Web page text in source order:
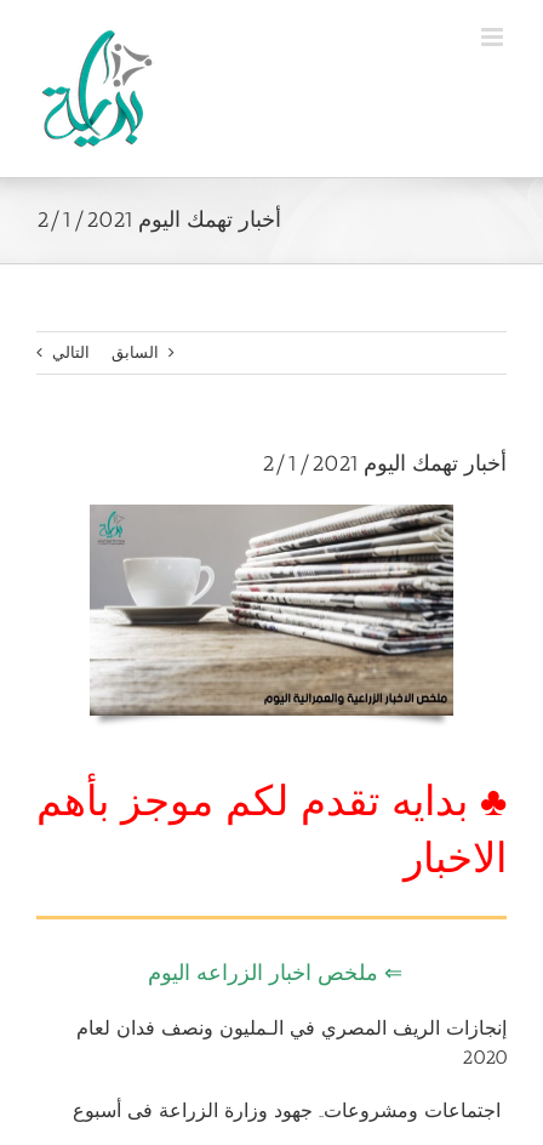
أخبار تهمك اليوم 2/1/2021
السابق التالي
أخبار تهمك اليوم 2/1/2021
♣ بدايه تقدم لكم موجز بأهم
الاخبار
⇐ ملخص اخبار الزراعه اليوم
إنجازات الريف المصري في الـمليون ونصف فدان لعام
2020
اجتماعات ومشروعات.. جهود وزارة الزراعة فى أسبوع